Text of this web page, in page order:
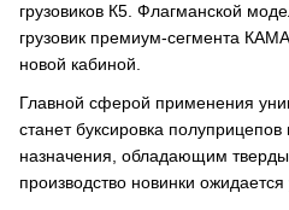
грузовиков К5. Флагманской
грузовик премиум-сегмента
новой кабиной.
Главной сферой применения
станет буксировка
назначения, обладающим
производство новинки ожидается